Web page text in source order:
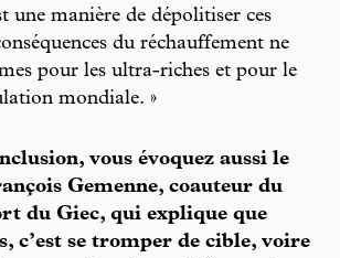
une manière de dépolitiser ces
du réchauffement ne
pour les ultra-riches et pour le
mondiale. »
vous évoquez aussi le
Gemenne, coauteur du
du Giec, qui explique que
c’est se tromper de cible, voire